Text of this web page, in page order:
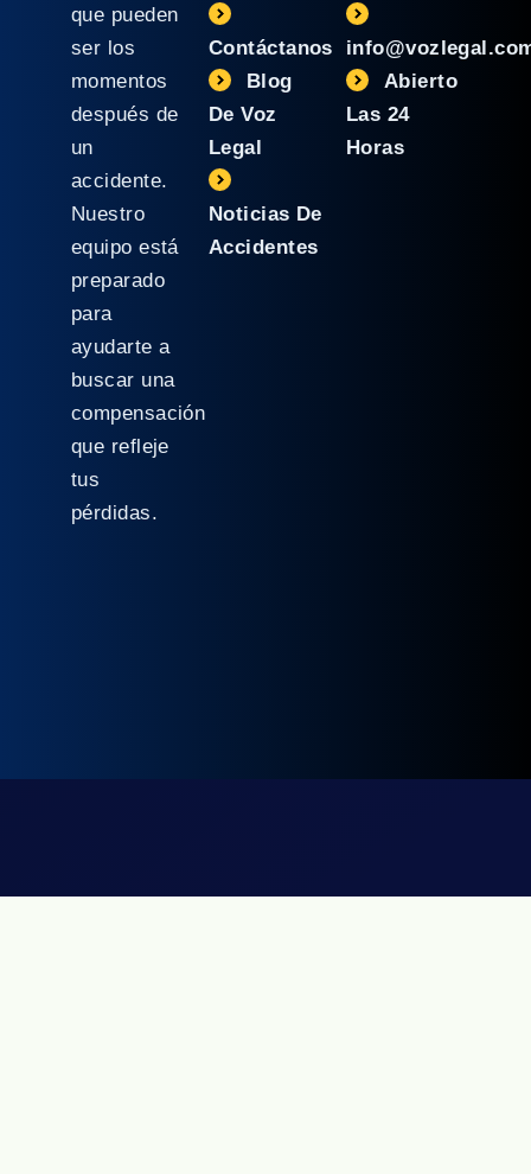
que pueden
ser los
momentos
después de
un
accidente.
Nuestro
equipo está
preparado
para
ayudarte a
buscar una
compensación
que refleje
tus
pérdidas.
Contáctanos
Blog
De Voz
Legal
Noticias De
Accidentes
Abierto
Las 24
Horas